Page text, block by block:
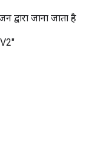
जाना जाता है